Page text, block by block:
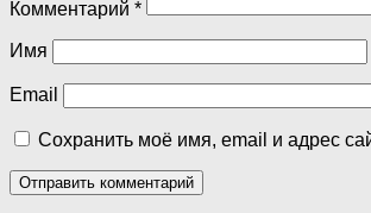
Комментарий *
Имя
Email
Сохранить моё имя, email и адрес